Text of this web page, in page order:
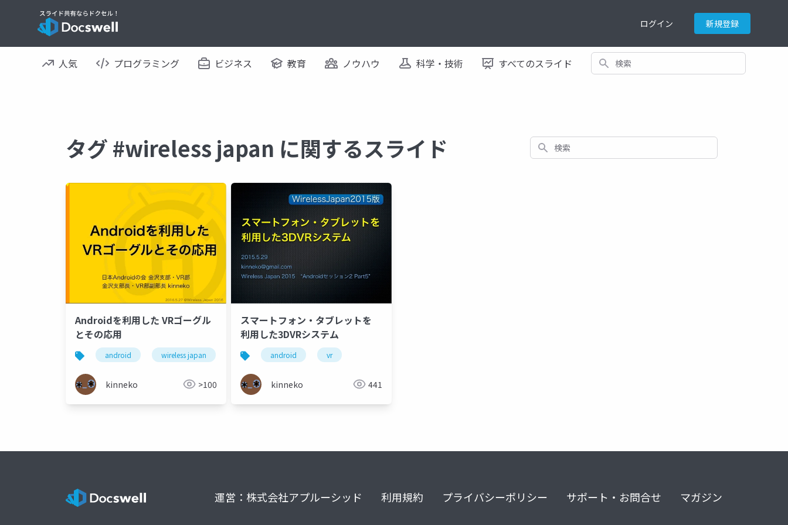
ログイン 新規登録
人気 プログラミング ビジネス 教育 ノウハウ 科学・技術 すべてのスライド 検索
タグ #wireless japan に関するスライド 検索
Androidを利用した VRゴーグル
とその応用
android wireless japan vr
kinneko >100
スマートフォン・タブレットを
利用した3DVRシステム
android vr
kinneko 441
運営：株式会社アプルーシッド 利用規約 プライバシーポリシー サポート・お問合せ マガジン